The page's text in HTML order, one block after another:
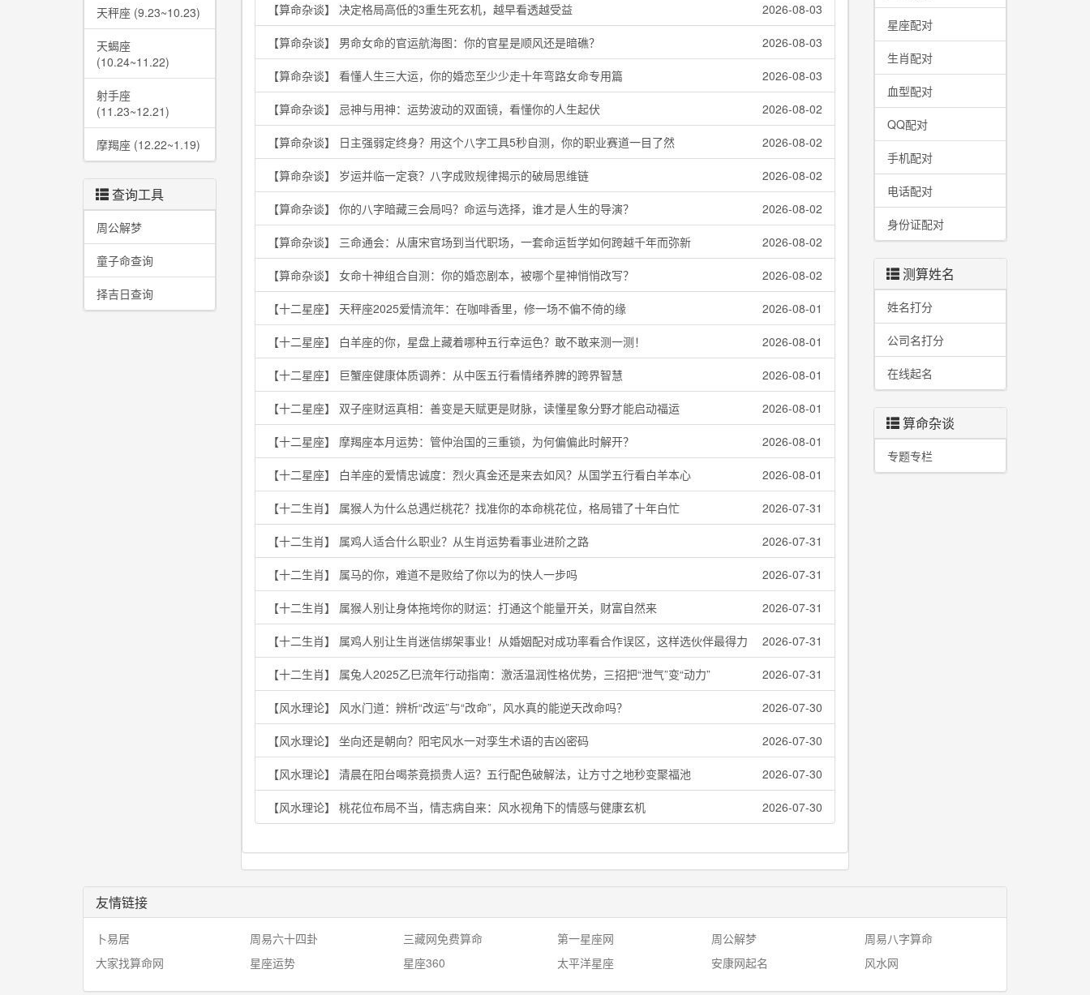
天秤座 (9.23~10.23)
天蝎座
(10.24~11.22)
射手座
(11.23~12.21)
摩羯座 (12.22~1.19)
查询工具
周公解梦
童子命查询
择吉日查询
【算命杂谈】 决定格局高低的3重生死玄机，越早看透越受益 2026-08-03
【算命杂谈】 男命女命的官运航海图：你的官星是顺风还是暗礁？ 2026-08-03
【算命杂谈】 看懂人生三大运，你的婚恋至少少走十年弯路女命专用篇 2026-08-03
【算命杂谈】 忌神与用神：运势波动的双面镜，看懂你的人生起伏 2026-08-02
【算命杂谈】 日主强弱定终身？用这个八字工具5秒自测，你的职业赛道一目了然 2026-08-02
【算命杂谈】 岁运并临一定衰？八字成败规律揭示的破局思维链 2026-08-02
【算命杂谈】 你的八字暗藏三会局吗？命运与选择，谁才是人生的导演？ 2026-08-02
【算命杂谈】 三命通会：从唐宋官场到当代职场，一套命运哲学如何跨越千年而弥新 2026-08-02
【算命杂谈】 女命十神组合自测：你的婚恋剧本，被哪个星神悄悄改写？ 2026-08-02
【十二星座】 天秤座2025爱情流年：在咖啡香里，修一场不偏不倚的缘 2026-08-01
【十二星座】 白羊座的你，星盘上藏着哪种五行幸运色？敢不敢来测一测！ 2026-08-01
【十二星座】 巨蟹座健康体质调养：从中医五行看情绪养脾的跨界智慧 2026-08-01
【十二星座】 双子座财运真相：善变是天赋更是财脉，读懂星象分野才能启动福运 2026-08-01
【十二星座】 摩羯座本月运势：管仲治国的三重锁，为何偏偏此时解开？ 2026-08-01
【十二星座】 白羊座的爱情忠诚度：烈火真金还是来去如风？从国学五行看白羊本心 2026-08-01
【十二生肖】 属猴人为什么总遇烂桃花？找准你的本命桃花位，格局错了十年白忙 2026-07-31
【十二生肖】 属鸡人适合什么职业？从生肖运势看事业进阶之路 2026-07-31
【十二生肖】 属马的你，难道不是败给了你以为的快人一步吗 2026-07-31
【十二生肖】 属猴人别让身体拖垮你的财运：打通这个能量开关，财富自然来 2026-07-31
【十二生肖】 属鸡人别让生肖迷信绑架事业！从婚姻配对成功率看合作误区，这样选伙伴最得力 2026-07-31
【十二生肖】 属兔人2025乙巳流年行动指南：激活温润性格优势，三招把“泄气”变“动力” 2026-07-31
【风水理论】 风水门道：辨析“改运”与“改命”，风水真的能逆天改命吗？ 2026-07-30
【风水理论】 坐向还是朝向？阳宅风水一对孪生术语的吉凶密码 2026-07-30
【风水理论】 清晨在阳台喝茶竟损贵人运？五行配色破解法，让方寸之地秒变聚福池 2026-07-30
【风水理论】 桃花位布局不当，情志病自来：风水视角下的情感与健康玄机 2026-07-30
星座配对
生肖配对
血型配对
QQ配对
手机配对
电话配对
身份证配对
测算姓名
姓名打分
公司名打分
在线起名
算命杂谈
专题专栏
友情链接
卜易居 周易六十四卦 三藏网免费算命 第一星座网 周公解梦
周易八字算命
大家找算命网
星座运势 星座360 太平洋星座 安康网起名 风水网